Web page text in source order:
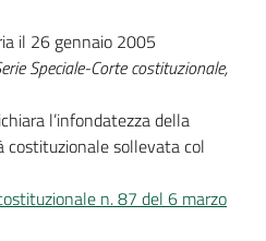
il 26 gennaio 2005
Speciale-Corte costituzionale,
l’infondatezza della
sollevata col
n. 87 del 6 marzo